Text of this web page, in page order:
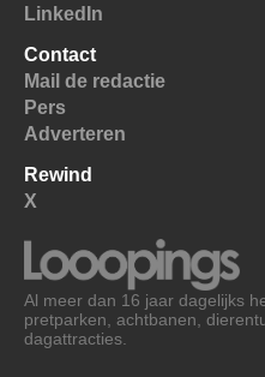
LinkedIn
Contact
Mail de redactie
Pers
Adverteren
Rewind
X
Al meer dan 16 jaar dagelijks
pretparken, achtbanen,
dagattracties.